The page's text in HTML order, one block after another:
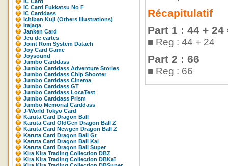
IC Card Fukkatsu No F
IC Carddass
Ichiban Kuji (Others Illustrations)
Itajaga
Janken Card
Jeu de cartes
Joint Rom System Datach
Joy Card Game
Joysound
Jumbo Carddass
Jumbo Carddass Adventure Stories
Jumbo Carddass Chip Shooter
Jumbo Carddass Cinema
Jumbo Carddass GT
Jumbo Carddass LocaTest
Jumbo Carddass Prism
Jumbo Memorial Carddass
J-World Tokyo Card
Karuta Card Dragon Ball
Karuta Card OldGen Dragon Ball Z
Karuta Card Newgen Dragon Ball Z
Karuta Card Dragon Ball Gt
Karuta Card Dragon Ball Kai
Karuta Card Dragon Ball Super
Kira Kira Trading Collection DBZ
Kira Kira Trading Collection DBKaï
Récapitulatif
Part 1 : 44 + 24
■ Reg : 44 + 24
Part 2 : 66
■ Reg : 66